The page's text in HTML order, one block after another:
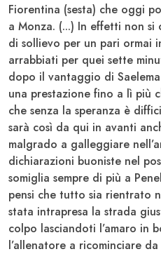
Fiorentina (sesta) che oggi
a Monza. (...) In effetti non si
di sollievo per un pari ormai
arrabbiati per quei sette
dopo il vantaggio di
una prestazione fino a lì più
che senza la speranza è
sarà così da qui in avanti
malgrado a galleggiare
dichiarazioni buoniste nel
somiglia sempre di più a
pensi che tutto sia rientrato
stata intrapresa la strada
colpo lasciandoti l’amaro in
l’allenatore a ricominciare da